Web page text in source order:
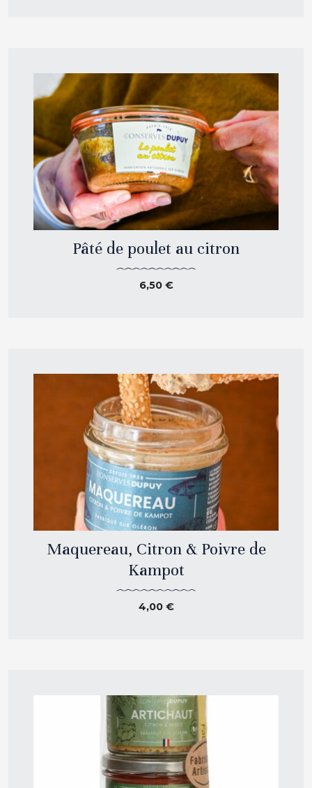
Pâté de poulet au citron
6,50 €
Maquereau, Citron & Poivre de
Kampot
4,00 €